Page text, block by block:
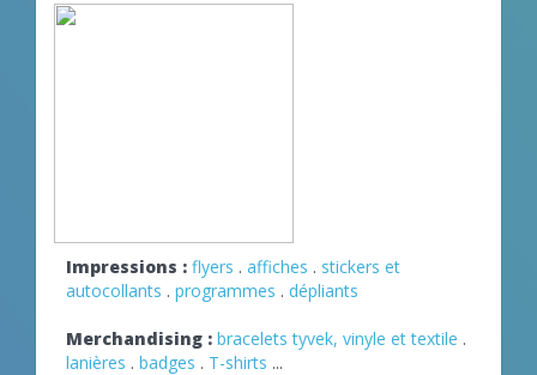
Impressions : flyers . affiches . stickers et
autocollants . programmes . dépliants
Merchandising : bracelets tyvek, vinyle et textile .
lanières . badges . T-shirts ...